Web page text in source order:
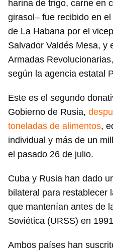
harina de trigo, carne en
girasol– fue recibido en
de La Habana por el
Salvador Valdés Mesa, y
Armadas
según la agencia estatal
Este es el segundo
Gobierno de Rusia,
toneladas de alimentos,
individual y más de un
el pasado 26 de julio.
Cuba y Rusia han dado
bilateral para restablecer
que mantenían antes de
Soviética (URSS) en
Ambos países han